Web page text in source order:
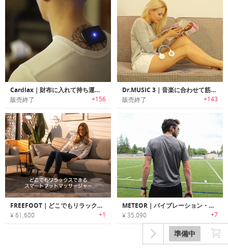
準備中
Cardlax｜財布に入れて持ち運び可能なカードサイズ電気マッサージャー「カードラックス」
販売終了 +156
Dr.MUSIC 3｜音楽に合わせて筋肉のコリをほぐすポータブルマッサージャー「ドクターミュージックスリー」
販売終了 +143
FREEFOOT｜どこでもリラックスできるスマートウェアラブルフットマッサージャー「フリーフット」
¥ 61,600 +1
METEOR｜バイブレーション・ヒート・プレッシャーで疲労を回復するリカバリーボール「ミーティア」
¥ 35,090 +7